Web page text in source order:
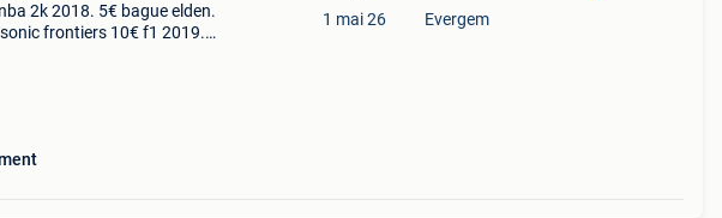
2k 2018. 5€ bague elden.
frontiers 10€ f1 2019.
1 mai 26 Evergem